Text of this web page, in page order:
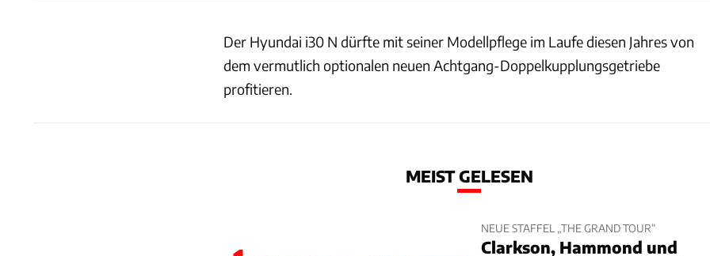
Der Hyundai i30 N dürfte mit seiner Modellpflege im Laufe diesen Jahres von
dem vermutlich optionalen neuen Achtgang-Doppelkupplungsgetriebe
profitieren.
MEIST GELESEN
NEUE STAFFEL „THE GRAND TOUR“
Clarkson, Hammond und